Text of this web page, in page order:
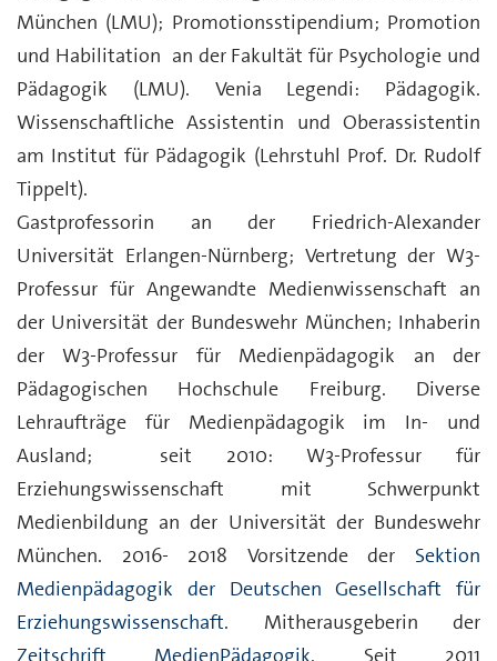
München (LMU); Promotionsstipendium; Promotion
und Habilitation an der Fakultät für Psychologie und
Pädagogik (LMU). Venia Legendi: Pädagogik.
Wissenschaftliche Assistentin und Oberassistentin
am Institut für Pädagogik (Lehrstuhl Prof. Dr. Rudolf
Tippelt).
Gastprofessorin an der Friedrich-Alexander
Universität Erlangen-Nürnberg; Vertretung der W3-
Professur für Angewandte Medienwissenschaft an
der Universität der Bundeswehr München; Inhaberin
der W3-Professur für Medienpädagogik an der
Pädagogischen Hochschule Freiburg. Diverse
Lehraufträge für Medienpädagogik im In- und
Ausland; seit 2010: W3-Professur für
Erziehungswissenschaft mit Schwerpunkt
Medienbildung an der Universität der Bundeswehr
München. 2016- 2018 Vorsitzende der Sektion
Medienpädagogik der Deutschen Gesellschaft für
Erziehungswissenschaft. Mitherausgeberin der
Zeitschrift MedienPädagogik. Seit 2011